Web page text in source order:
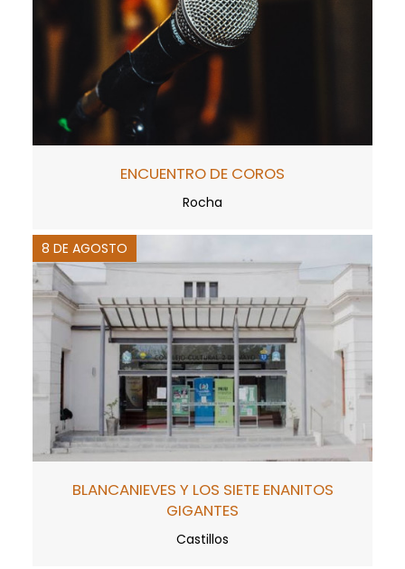
ENCUENTRO DE COROS
Rocha
8 DE AGOSTO
BLANCANIEVES Y LOS SIETE ENANITOS
GIGANTES
Castillos